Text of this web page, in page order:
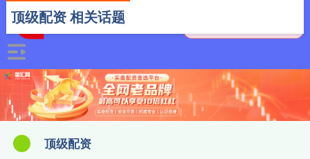
顶级配资
顶级配资 相关话题